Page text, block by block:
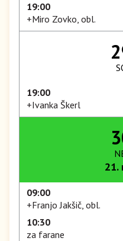
19:00
+Miro Zovko, obl.
19:00
+Ivanka Škerl
21.
09:00
+Franjo Jakšič, obl.
10:30
za farane